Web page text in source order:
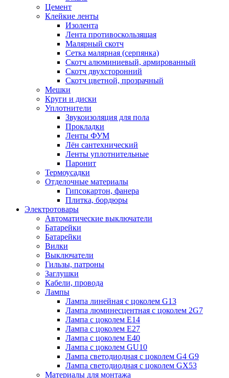
Цемент
Клейкие ленты
Изолента
Лента противоскользящая
Малярный скотч
Сетка малярная (серпянка)
Скотч алюминиевый, армированный
Скотч двухсторонний
Скотч цветной, прозрачный
Мешки
Круги и диски
Уплотнители
Звукоизоляция для пола
Прокладки
Ленты ФУМ
Лён сантехнический
Ленты уплотнительные
Паронит
Термоусадки
Отделочные материалы
Гипсокартон, фанера
Плитка, бордюры
Электротовары
Автоматические выключатели
Батарейки
Батарейки
Вилки
Выключатели
Гильзы, патроны
Заглушки
Кабели, провода
Лампы
Лампа линейная с цоколем G13
Лампа люминесцентная с цоколем 2G7
Лампа с цоколем E14
Лампа с цоколем E27
Лампа с цоколем E40
Лампа с цоколем GU10
Лампа светодиодная с цоколем G4 G9
Лампа светодиодная с цоколем GX53
Материалы для монтажа